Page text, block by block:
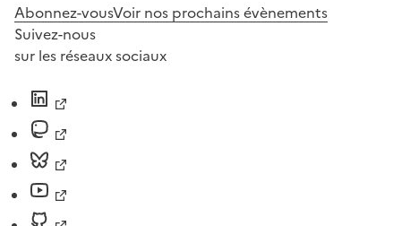
Abonnez-vousVoir nos prochains évènements
Suivez-nous
sur les réseaux sociaux